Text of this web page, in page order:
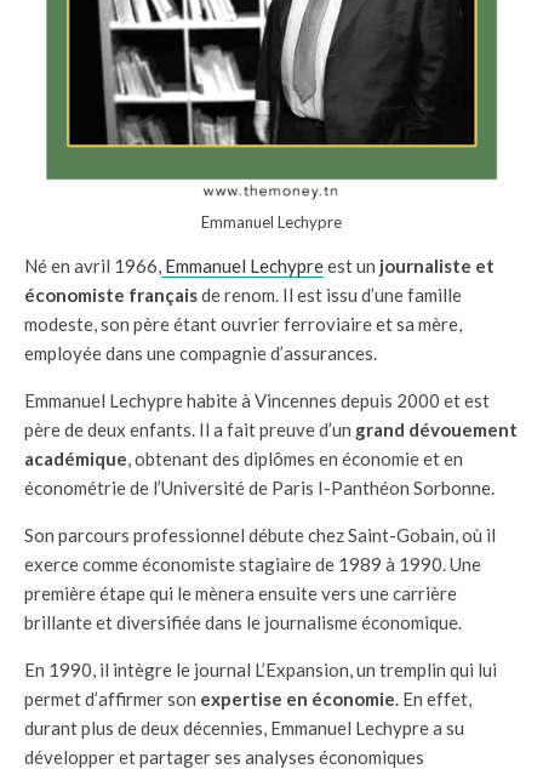
Emmanuel Lechypre
Né en avril 1966, Emmanuel Lechypreest un journaliste et
économiste françaisde renom. Il est issu d’une famille
modeste, son père étant ouvrier ferroviaire et sa mère,
employée dans une compagnie d’assurances.
Emmanuel Lechypre habite à Vincennes depuis 2000 et est
père de deux enfants. Il a fait preuve d’un grand dévouement
académique , obtenant des diplômes en économie et en
économétrie de l’Université de Paris I-Panthéon Sorbonne.
Son parcours professionnel débute chez Saint-Gobain, où il
exerce comme économiste stagiaire de 1989 à 1990. Une
première étape qui le mènera ensuite vers une carrière
brillante et diversifiée dans le journalisme économique.
En 1990, il intègre le journal L’Expansion, un tremplin qui lui
permet d’affirmer son expertise en économie . En effet,
durant plus de deux décennies, Emmanuel Lechypre a su
développer et partager ses analyses économiques